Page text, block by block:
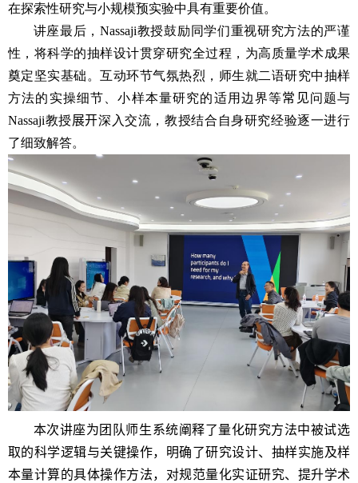
在探索性研究与小规模预实验中具有重要价值。
讲座最后，Nassaji教授鼓励同学们重视研究方法的严谨
性，将科学的抽样设计贯穿研究全过程，为高质量学术成果
奠定坚实基础。互动环节气氛热烈，师生就二语研究中抽样
方法的实操细节、小样本量研究的适用边界等常见问题与
Nassaji教授展开深入交流，教授结合自身研究经验逐一进行
了细致解答。
本次讲座为 团队师生系统阐释了量化研究方法中被试选
取的科学逻辑与关键操作，明确了研究设计、抽样实施及样
本量计算的具体操作方法，对规范量化实证研究、提升学术